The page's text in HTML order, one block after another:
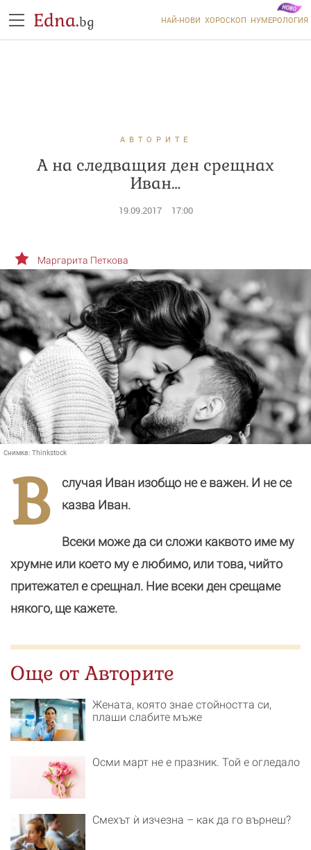
Edna.bg НАЙ-НОВИ ХОРОСКОП НУМЕРОЛОГИЯ
АВТОРИТЕ
А на следващия ден срещнах
Иван…
19.09.2017 17:00
Снимка: Thinkstock
Маргарита Петкова
В
случая Иван изобщо не е важен. И не се
казва Иван.
Всеки може да си сложи каквото име му
хрумне или което му е любимо, или това, чийто
притежател е срещнал. Ние всеки ден срещаме
някого, ще кажете.
Още от Авторите
Жената, която знае стойността си,
плаши слабите мъже
Осми март не е празник. Той е огледало
Смехът ѝ изчезна – как да го върнеш?